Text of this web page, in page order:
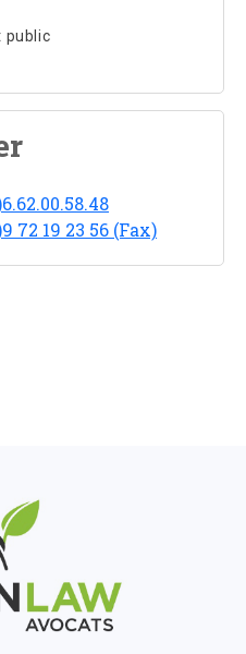
public
72 19 23 56 (Fax)